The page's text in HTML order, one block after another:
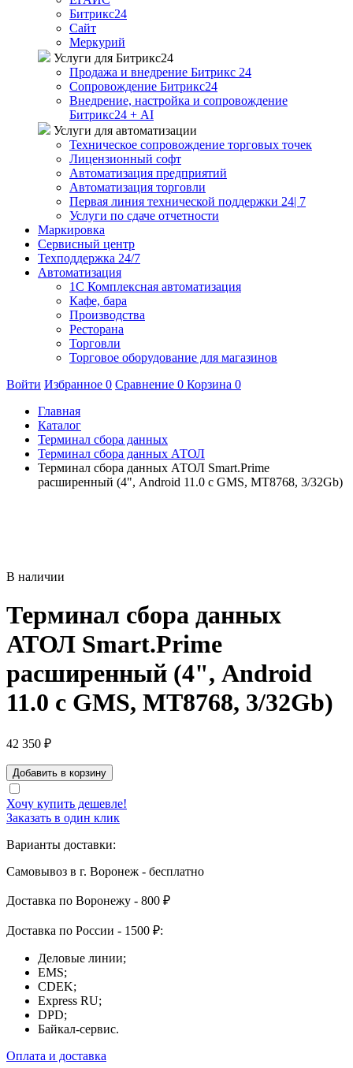
Битрикс24
Сайт
Меркурий
Услуги для Битрикс24
Продажа и внедрение Битрикс 24
Сопровождение Битрикс24
Внедрение, настройка и сопровождение
Битрикс24 + AI
Услуги для автоматизации
Техническое сопровождение торговых точек
Лицензионный софт
Автоматизация предприятий
Автоматизация торговли
Первая линия технической поддержки 24| 7
Услуги по сдаче отчетности
Маркировка
Сервисный центр
Техподдержка 24/7
Автоматизация
1C Комплексная автоматизация
Кафе, бара
Производства
Ресторана
Торговли
Торговое оборудование для магазинов
Войти Избранное 0 Сравнение 0 Корзина 0
Главная
Каталог
Терминал сбора данных
Терминал сбора данных АТОЛ
Терминал сбора данных АТОЛ Smart.Prime
расширенный (4", Android 11.0 с GMS, MT8768, 3/32Gb)
В наличии
Терминал сбора данных
АТОЛ Smart.Prime
расширенный (4", Android
11.0 с GMS, MT8768, 3/32Gb)
42 350 ₽
Хочу купить дешевле!
Заказать в один клик
Варианты доставки:
Самовывоз в г. Воронеж - бесплатно
Доставка по Воронежу - 800 ₽
Доставка по России - 1500 ₽:
Деловые линии;
EMS;
CDEK;
Express RU;
DPD;
Байкал-сервис.
Оплата и доставка